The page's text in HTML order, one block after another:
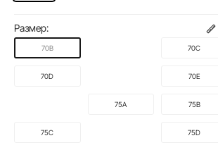
Размер:
70B 70C
70D 70E
75A 75B
75C 75D